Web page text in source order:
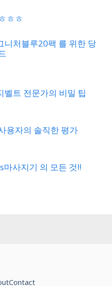
ㅎㅎ
니처블루20팩 를 위한 당
벨트 전문가의 비밀 팁
용자의 솔직한 평가
마사지기 의 모든 것!!
Contact